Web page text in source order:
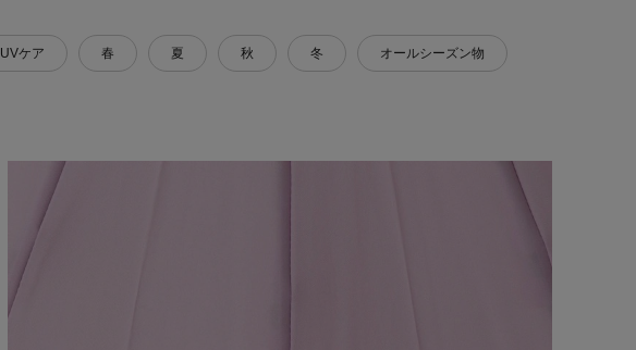
UVケア 春 夏 秋 冬 オールシーズン物